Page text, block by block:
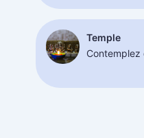
Temple
Contemplez